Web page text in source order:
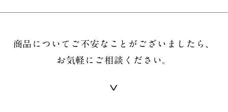
商品についてご不安なことがございましたら、
お気軽にご相談ください。